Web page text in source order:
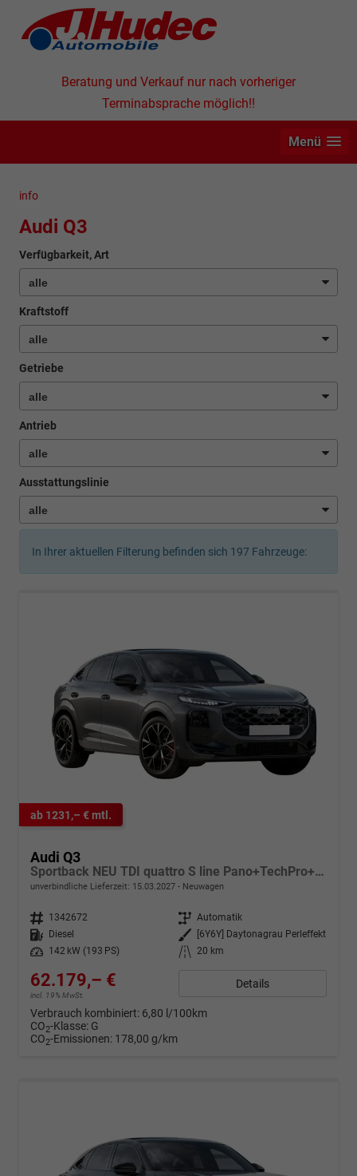
Beratung und Verkauf nur nach vorheriger
Terminabsprache möglich!!
Menü
info
Audi Q3
Verfügbarkeit, Art
Kraftstoff
Getriebe
Antrieb
Ausstattungslinie
In Ihrer aktuellen Filterung befinden sich 197 Fahrzeuge:
ab 1231,– € mtl.
Audi Q3
Sportback NEU TDI quattro S line Pano+TechPro+Matrix+AHK+HUD+Alu20+KlimaPlus+DCC+SONOS
unverbindliche Lieferzeit: 15.03.2027 Neuwagen
Fahrzeugnr. 1342672 Getriebe Automatik
Kraftstoff
Diesel Außenfarbe
[6Y6Y] Daytonagrau Perleffekt
Leistung
142 kW (193 PS) Kilometerstand 20 km
62.179,– €
incl. 19% MwSt.
Details
Verbrauch kombiniert: 6,80 l/100km
CO2-Klasse: G
CO2-Emissionen: 178,00 g/km